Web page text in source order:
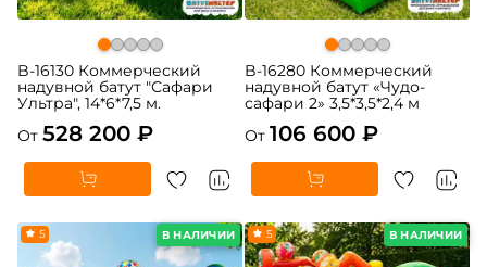
B-16130 Коммерческий
надувной батут "Сафари
Ультра", 14*6*7,5 м.
От 528 200 ₽
B-16280 Коммерческий
надувной батут «Чудо-
сафари 2» 3,5*3,5*2,4 м
От 106 600 ₽
В НАЛИЧИИ
5 В НАЛИЧИИ
5